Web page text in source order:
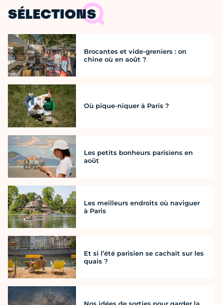
SÉLECTIONS
Brocantes et vide-greniers : on
chine où en août ?
Où pique-niquer à Paris ?
Les petits bonheurs parisiens en
août
Les meilleurs endroits où naviguer
à Paris
Et si l’été parisien se cachait sur les
quais ?